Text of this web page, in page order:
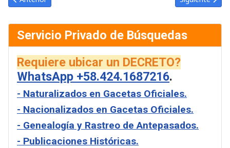
Servicio Privado de Búsquedas
Requiere ubicar un DECRETO?
WhatsApp +58.424.1687216.
- Naturalizados en Gacetas Oficiales.
- Nacionalizados en Gacetas Oficiales.
- Genealogía y Rastreo de Antepasados.
- Publicaciones Históricas.